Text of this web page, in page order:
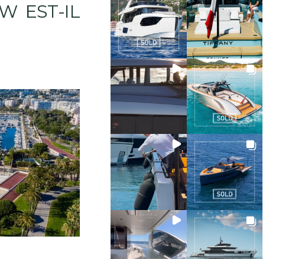
EST-IL